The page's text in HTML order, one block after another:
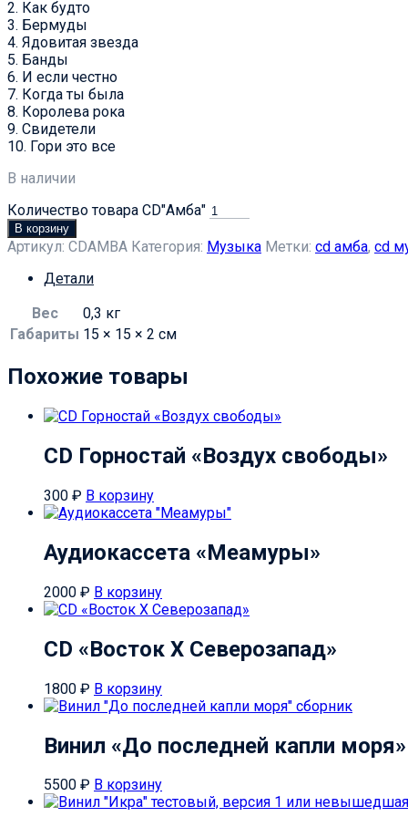
2. Как будто
3. Бермуды
4. Ядовитая звезда
5. Банды
6. И если честно
7. Когда ты была
8. Королева рока
9. Свидетели
10. Гори это все
В наличии
Количество товара CD"Амба"
В корзину
Артикул: CDAMBA Категория: Музыка Метки: cd амба, cd
Детали
Вес
0,3 кг
Габариты 15 × 15 × 2 см
Похожие товары
CD Горностай «Воздух свободы»
300 ₽ В корзину
Аудиокассета «Меамуры»
2000 ₽ В корзину
CD «Восток Х Северозапад»
1800 ₽ В корзину
Винил «До последней капли
5500 ₽ В корзину